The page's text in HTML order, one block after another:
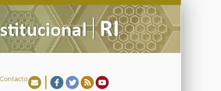
Contacto